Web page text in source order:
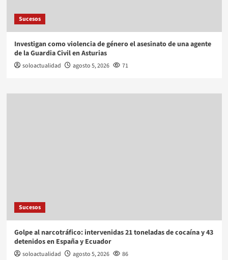
Sucesos
Investigan como violencia de género el asesinato de una agente
de la Guardia Civil en Asturias
soloactualidad agosto 5, 2026 71
Sucesos
Golpe al narcotráfico: intervenidas 21 toneladas de cocaína y 43
detenidos en España y Ecuador
soloactualidad agosto 5, 2026 86